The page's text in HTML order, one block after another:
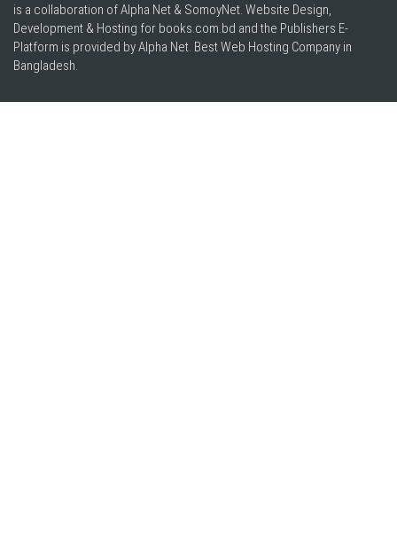
is a collaboration of Alpha Net & SomoyNet. Website Design,
Development & Hosting for books.com.bd and the Publishers E-
Platform is provided by Alpha Net. BestWeb Hosting Company in
Bangladesh.